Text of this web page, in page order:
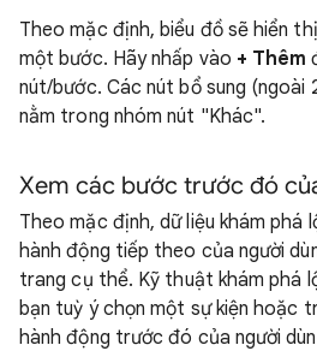
Theo mặc định, biểu đồ sẽ hiển
một bước. Hãy nhấp vào + Thêm
nút/bước. Các nút bổ sung (ngoài
nằm trong nhóm nút "Khác".
Xem các bước trước đó
Theo mặc định, dữ liệu khám phá
hành động tiếp theo của người
trang cụ thể. Kỹ thuật khám phá
bạn tuỳ ý chọn một sự kiện hoặc
hành động trước đó của người